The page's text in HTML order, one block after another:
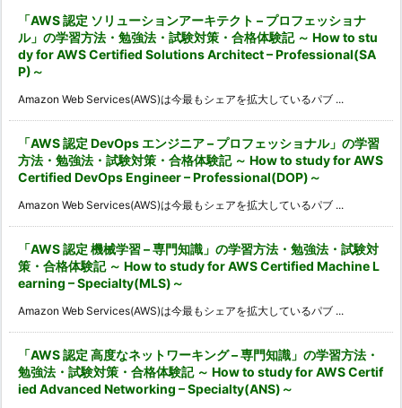
「AWS 認定 ソリューションアーキテクト – プロフェッショナ
ル」の学習方法・勉強法・試験対策・合格体験記 ～ How to stu
dy for AWS Certified Solutions Architect – Professional(SA
P)～
Amazon Web Services(AWS)は今最もシェアを拡大しているパブ ...
「AWS 認定 DevOps エンジニア – プロフェッショナル」の学習
方法・勉強法・試験対策・合格体験記 ～ How to study for AWS
Certified DevOps Engineer – Professional(DOP)～
Amazon Web Services(AWS)は今最もシェアを拡大しているパブ ...
「AWS 認定 機械学習 – 専門知識」の学習方法・勉強法・試験対
策・合格体験記 ～ How to study for AWS Certified Machine L
earning – Specialty(MLS)～
Amazon Web Services(AWS)は今最もシェアを拡大しているパブ ...
「AWS 認定 高度なネットワーキング – 専門知識」の学習方法・
勉強法・試験対策・合格体験記 ～ How to study for AWS Certif
ied Advanced Networking – Specialty(ANS)～